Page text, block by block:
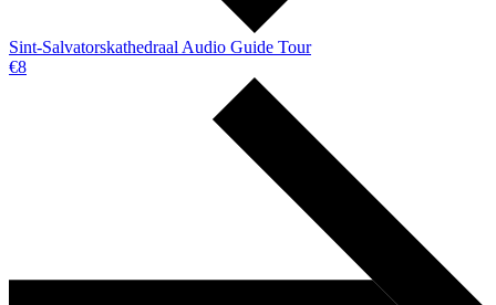
Sint-Salvatorskathedraal Audio Guide Tour
€8